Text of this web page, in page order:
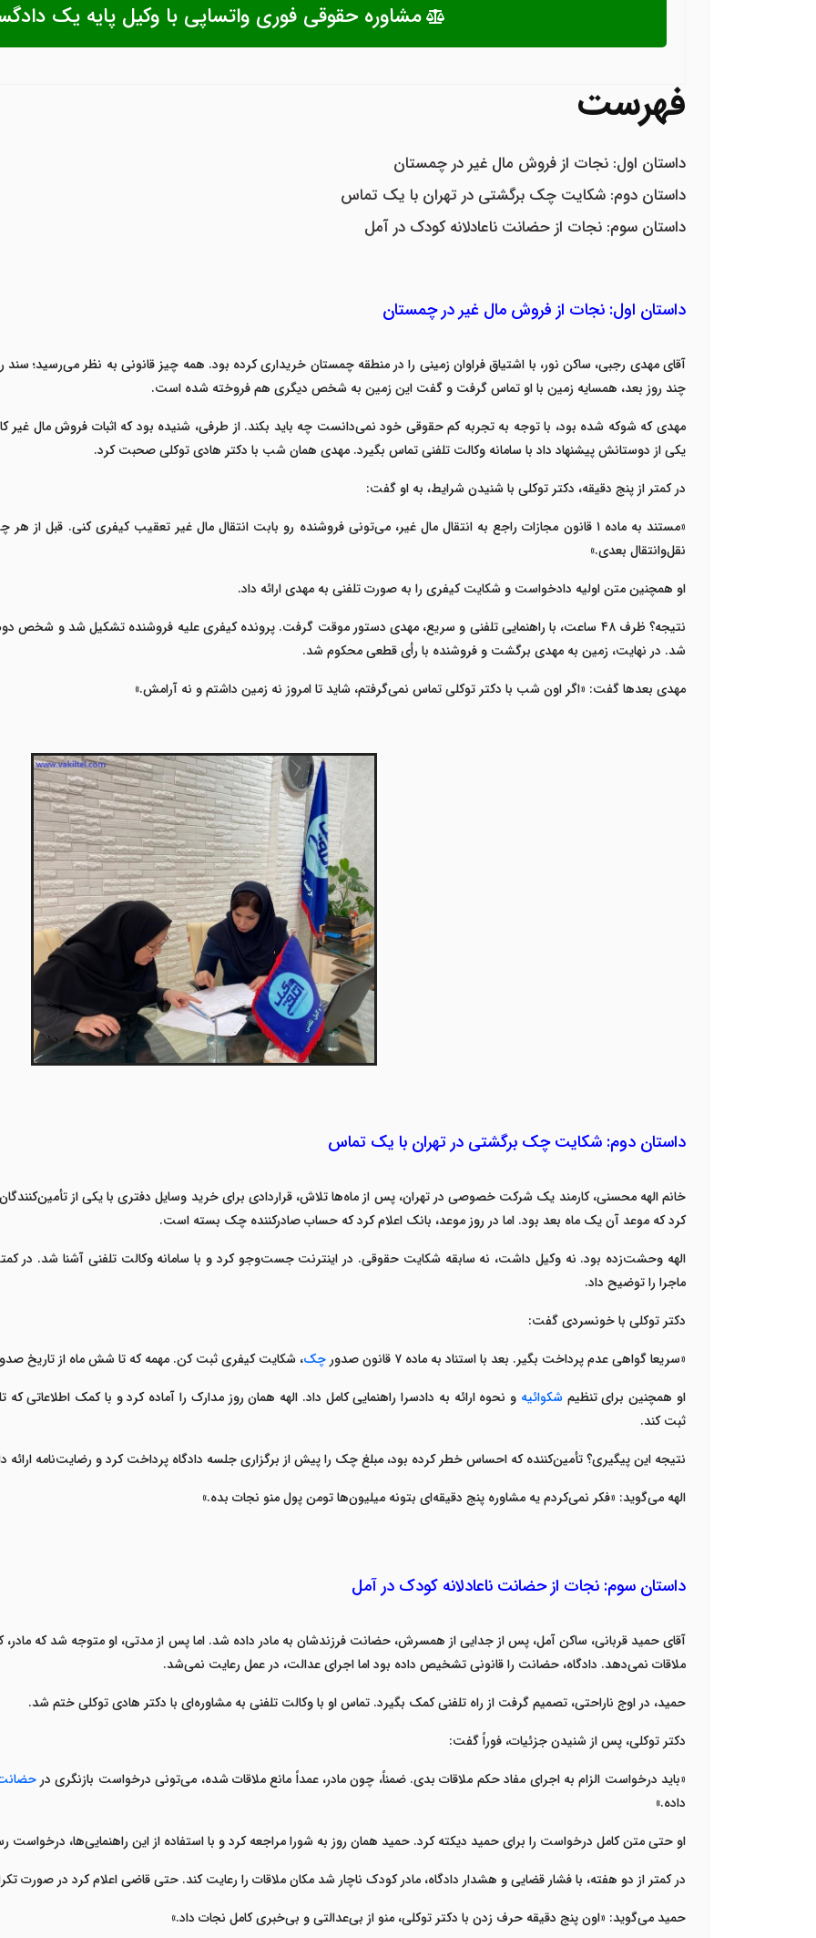
مشاوره حقوقی فوری واتساپی با وکیل پایه یک
فهرست
داستان اول: نجات از فروش مال غیر در چمستان
داستان دوم: شکایت چک برگشتی در تهران با یک تماس
داستان سوم: نجات از حضانت ناعادلانه کودک در آمل
داستان اول: نجات از فروش مال غیر در چمستان
آقای مهدی رجبی، ساکن نور، با اشتیاق فراوان زمینی را در منطقه چمستان خریداری کرده بود. همه چیز قانونی به نظر می‌رسید؛ سند
چند روز بعد، همسایه زمین با او تماس گرفت و گفت این زمین به شخص دیگری هم فروخته شده است.
مهدی که شوکه شده بود، با توجه به تجربه کم حقوقی خود نمی‌دانست چه باید بکند. از طرفی، شنیده بود که اثبات فروش مال غیر
یکی از دوستانش پیشنهاد داد با سامانه وکالت تلفنیتماس بگیرد. مهدی همان شب با دکتر هادی توکلیصحبت کرد.
در کمتر از پنج دقیقه، دکتر توکلی با شنیدن شرایط، به او گفت:
«مستند به ماده۱ قانون مجازات راجع به انتقال مال غیر، می‌تونی فروشنده رو بابت انتقال مال غیر تعقیب کیفری کنی. قبل از
نقل‌وانتقال بعدی.»
او همچنین متن اولیه دادخواست و شکایت کیفری را به صورت تلفنی به مهدی ارائه داد.
نتیجه؟ ظرف۴۸ ساعت، با راهنمایی تلفنی و سریع، مهدی دستور موقت گرفت. پرونده کیفری علیه فروشنده تشکیل شد و شخص
شد. در نهایت، زمین به مهدی برگشت و فروشنده با رأی قطعی محکوم شد.
مهدی بعدها گفت: «اگر اون شب با دکتر توکلی تماس نمی‌گرفتم، شاید تا امروز نه زمین داشتم و نه آرامش.»
داستان دوم: شکایت چک برگشتی در تهران با یک تماس
خانم الهه محسنی، کارمند یک شرکت خصوصی در تهران، پس از ماه‌ها تلاش، قراردادی برای خرید وسایل دفتری با یکی از
کرد که موعد آن یک ماه بعد بود. اما در روز موعد، بانک اعلام کرد که حساب صادرکننده چک بسته است.
الهه وحشت‌زده بود. نه وکیل داشت، نه سابقه شکایت حقوقی. در اینترنت جست‌وجو کرد و با سامانهوکالت تلفنی آشنا شد. در
ماجرا را توضیح داد.
دکتر توکلی با خونسردی گفت:
«سریعا گواهی عدم پرداخت بگیر. بعد با استناد به ماده ۷ قانون صدور چک، شکایت کیفری ثبت کن. مهمه که تا شش ماه از تاریخ
او همچنین برای تنظیمشکوائیه و نحوه ارائه به دادسرا راهنمایی کامل داد. الهه همان روز مدارک را آماده کرد و با کمک
ثبت کند.
نتیجه این پیگیری؟ تأمین‌کننده که احساس خطر کرده بود، مبلغ چک را پیش از برگزاری جلسه دادگاه پرداخت کرد و رضایت‌نامه ارائه
الهه می‌گوید: «فکر نمی‌کردم یه مشاوره پنج دقیقه‌ای بتونه میلیون‌ها تومن پول منو نجات بده.»
داستان سوم: نجات از حضانت ناعادلانه کودک در آمل
آقای حمید قربانی، ساکن آمل، پس از جدایی از همسرش، حضانت فرزندشان به مادر داده شد. اما پس از مدتی، او متوجه شد که مادر،
ملاقات نمی‌دهد. دادگاه، حضانت را قانونی تشخیص داده بود اما اجرای عدالت، در عمل رعایت نمی‌شد.
حمید، در اوج ناراحتی، تصمیم گرفت از راه تلفنی کمک بگیرد. تماس او باوکالت تلفنی به مشاوره‌ای با دکتر هادی توکلیختم شد.
دکتر توکلی، پس از شنیدن جزئیات، فوراً گفت:
«باید درخواست الزام به اجرای مفاد حکم ملاقات بدی. ضمناً، چون مادر، عمداً مانع ملاقات شده، می‌تونی درخواست بازنگری در
داده.»
او حتی متن کامل درخواست را برای حمید دیکته کرد. حمید همان روز به شورا مراجعه کرد و با استفاده از این راهنمایی‌ها،
در کمتر از دو هفته، با فشار قضایی و هشدار دادگاه، مادر کودک ناچار شد مکان ملاقات را رعایت کند. حتی قاضی اعلام کرد در
حمید می‌گوید: «اون پنج دقیقه حرف زدن با دکتر توکلی، منو از بی‌عدالتی و بی‌خبری کامل نجات داد.»